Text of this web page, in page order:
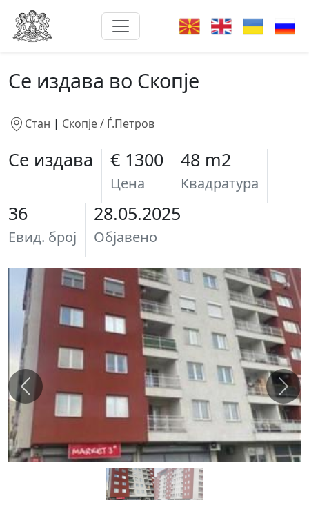
Се издава во Скопје
Стан | Скопје / Ѓ.Петров
Се издава € 1300
Цена
48 m2
Квадратура
36
Евид. број
28.05.2025
Објавено